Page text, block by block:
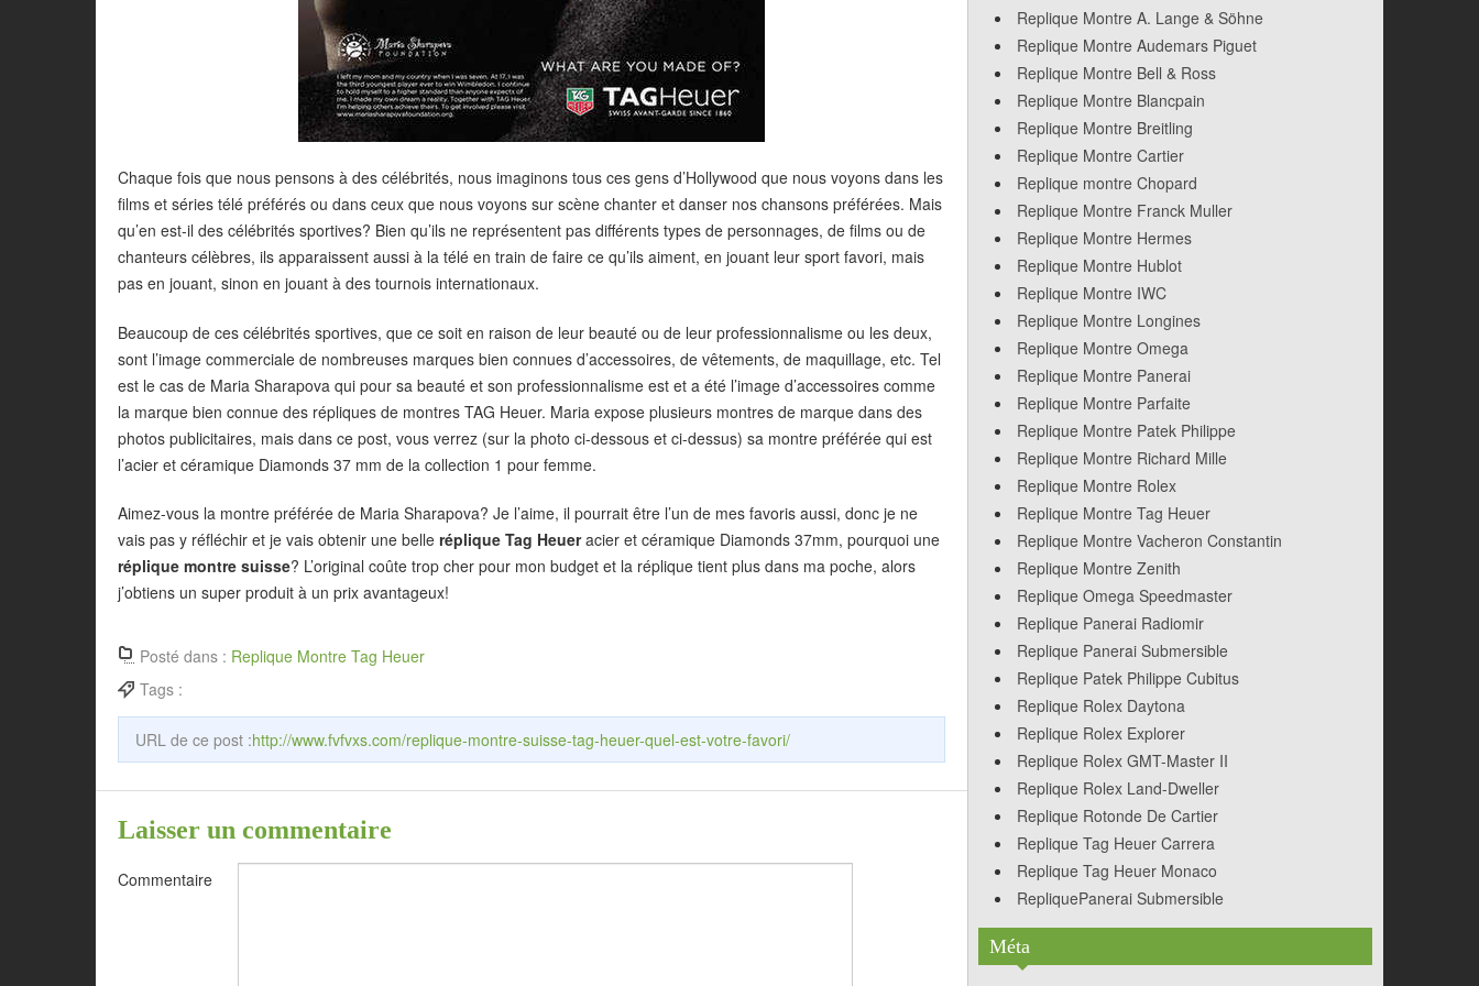
Chaque fois que nous pensons à des célébrités, nous imaginons tous ces gens d’Hollywood que nous voyons dans les
films et séries télé préférés ou dans ceux que nous voyons sur scène chanter et danser nos chansons préférées. Mais
qu’en est-il des célébrités sportives? Bien qu’ils ne représentent pas différents types de personnages, de films ou de
chanteurs célèbres, ils apparaissent aussi à la télé en train de faire ce qu’ils aiment, en jouant leur sport favori, mais
pas en jouant, sinon en jouant à des tournois internationaux.
Beaucoup de ces célébrités sportives, que ce soit en raison de leur beauté ou de leur professionnalisme ou les deux,
sont l’image commerciale de nombreuses marques bien connues d’accessoires, de vêtements, de maquillage, etc. Tel
est le cas de Maria Sharapova qui pour sa beauté et son professionnalisme est et a été l’image d’accessoires comme
la marque bien connue des répliques de montres TAG Heuer. Maria expose plusieurs montres de marque dans des
photos publicitaires, mais dans ce post, vous verrez (sur la photo ci-dessous et ci-dessus) sa montre préférée qui est
l’acier et céramique Diamonds 37 mm de la collection 1 pour femme.
Aimez-vous la montre préférée de Maria Sharapova? Je l’aime, il pourrait être l’un de mes favoris aussi, donc je ne
vais pas y réfléchir et je vais obtenir une belle réplique Tag Heueracier et céramique Diamonds 37mm, pourquoi une
réplique montre suisse? L’original coûte trop cher pour mon budget et la réplique tient plus dans ma poche, alors
j’obtiens un super produit à un prix avantageux!
Posté dans : Replique Montre Tag Heuer
Tags :
URL de ce post :http://www.fvfvxs.com/replique-montre-suisse-tag-heuer-quel-est-votre-favori/
Laisser un commentaire
Commentaire
Replique Montre A. Lange & Söhne
Replique Montre Audemars Piguet
Replique Montre Bell & Ross
Replique Montre Blancpain
Replique Montre Breitling
Replique Montre Cartier
Replique montre Chopard
Replique Montre Franck Muller
Replique Montre Hermes
Replique Montre Hublot
Replique Montre IWC
Replique Montre Longines
Replique Montre Omega
Replique Montre Panerai
Replique Montre Parfaite
Replique Montre Patek Philippe
Replique Montre Richard Mille
Replique Montre Rolex
Replique Montre Tag Heuer
Replique Montre Vacheron Constantin
Replique Montre Zenith
Replique Omega Speedmaster
Replique Panerai Radiomir
Replique Panerai Submersible
Replique Patek Philippe Cubitus
Replique Rolex Daytona
Replique Rolex Explorer
Replique Rolex GMT-Master II
Replique Rolex Land-Dweller
Replique Rotonde De Cartier
Replique Tag Heuer Carrera
Replique Tag Heuer Monaco
RepliquePanerai Submersible
Méta